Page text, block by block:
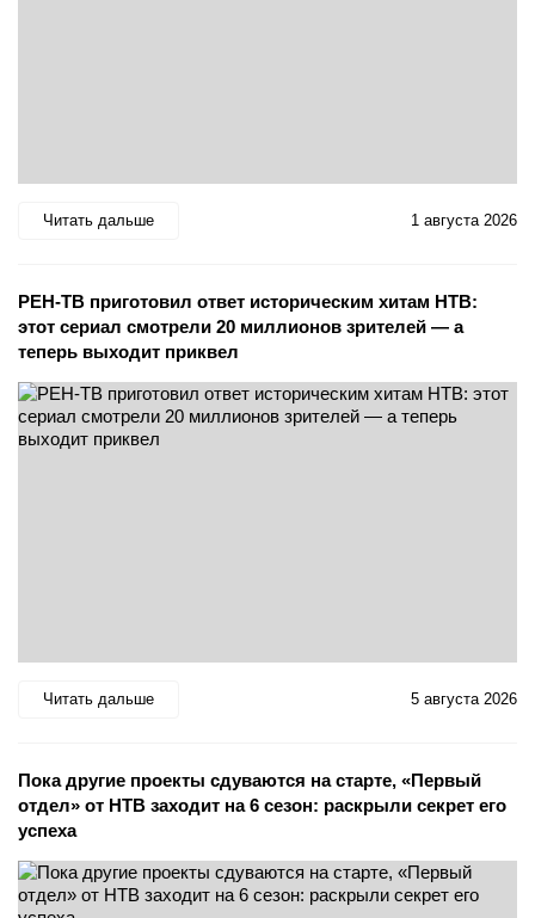
Читать дальше 1 августа 2026
РЕН-ТВ приготовил ответ историческим хитам НТВ:
этот сериал смотрели 20 миллионов зрителей — а
теперь выходит приквел
Читать дальше 5 августа 2026
Пока другие проекты сдуваются на старте, «Первый
отдел» от НТВ заходит на 6 сезон: раскрыли секрет его
успеха